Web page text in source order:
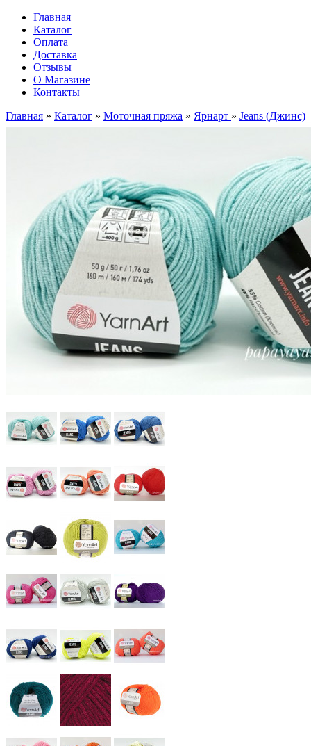
Главная
Каталог
Оплата
Доставка
Отзывы
О Магазине
Контакты
Главная » Каталог » Моточная пряжа » Ярнарт » Jeans (Джинс)